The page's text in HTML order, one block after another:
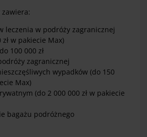
zawiera:
leczenia w podróży zagranicznej
zł w pakiecie Max)
100 000 zł
zagranicznej
wypadków (do 150
Max)
(do 2 000 000 zł w pakiecie
bagażu podróżnego